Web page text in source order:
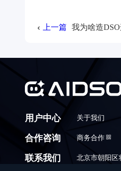
上一篇
用户中心 关于我们
合作咨询 商务合作
联系我们 北京市朝阳区